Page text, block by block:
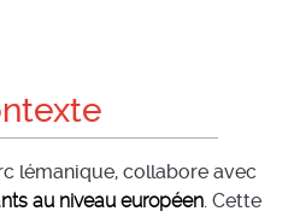
lémanique, collabore avec
au niveau européen. Cette